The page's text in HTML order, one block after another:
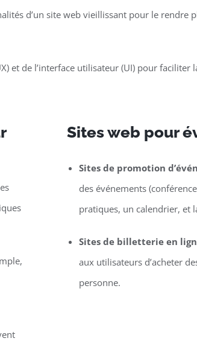
d’un site web vieillissant pour le rendre
et de l’interface utilisateur (UI) pour
Sites web pour
Sites de promotion
des événements
pratiques, un calendrier, et
Sites de billetterie en
aux utilisateurs d’acheter
personne.